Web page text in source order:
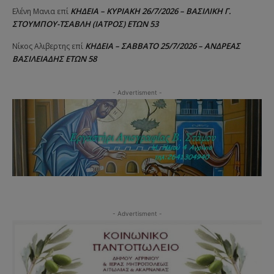
Ελένη Μανια επί ΚΗΔΕΙΑ – ΚΥΡΙΑΚΗ 26/7/2026 – ΒΑΣΙΛΙΚΗ Γ.
ΣΤΟΥΜΠΟΥ-ΤΣΑΒΛΗ (ΙΑΤΡΟΣ) ΕΤΩΝ 53
Νίκος Αλιβερτης επί ΚΗΔΕΙΑ – ΣΑΒΒΑΤΟ 25/7/2026 – ΑΝΔΡΕΑΣ
ΒΑΣΙΛΕΙΑΔΗΣ ΕΤΩΝ 58
- Advertisment -
- Advertisment -